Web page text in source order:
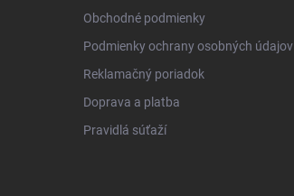
Obchodné podmienky
Podmienky ochrany osobných údajov
Reklamačný poriadok
Doprava a platba
Pravidlá súťaží